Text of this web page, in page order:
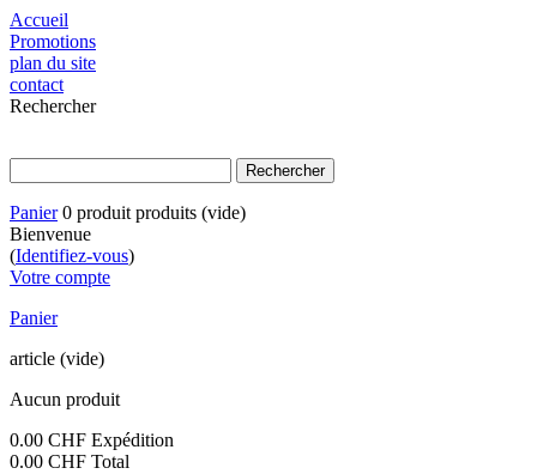
Accueil
Promotions
plan du site
contact
Rechercher
Panier 0 produit produits (vide)
Bienvenue
(Identifiez-vous)
Votre compte
Panier
article (vide)
Aucun produit
0.00 CHF Expédition
0.00 CHF Total